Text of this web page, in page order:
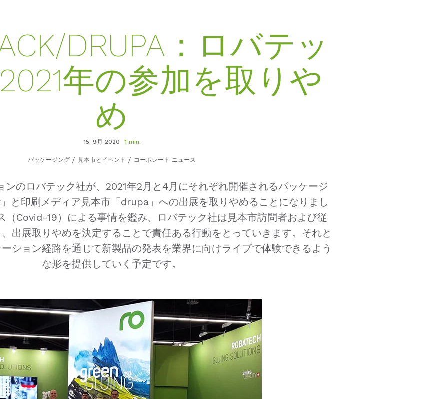
DRUPA：ロバテッ
年の参加を取りや
め
15. 9月 2020 1 min.
パッケージング 見本市とイベント コーポレート ニュース
ンのロバテック社が、2021年2月と4月にそれぞれ開催されるパッケージ
と印刷メディア見本市「drupa」への出展を取りやめることになりまし
（Covid-19）による事情を鑑み、ロバテック社は見本市訪問者および従
出展取りやめを決定することで責任ある行動をとっていきます。それと
ション経路を通じて新製品の発表を業界に向けライブで体験できるよう
な形を提供していく予定です。